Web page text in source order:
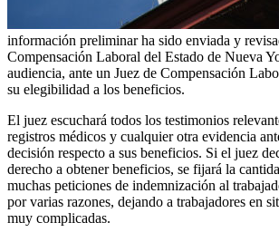
información preliminar ha sido enviada y
Compensación Laboral del Estado de Nueva
audiencia, ante un Juez de Compensación
su elegibilidad a los beneficios.
El juez escuchará todos los testimonios
registros médicos y cualquier otra evidencia
decisión respecto a sus beneficios. Si el juez
derecho a obtener beneficios, se fijará la
muchas peticiones de indemnización al
por varias razones, dejando a trabajadores en
muy complicadas.